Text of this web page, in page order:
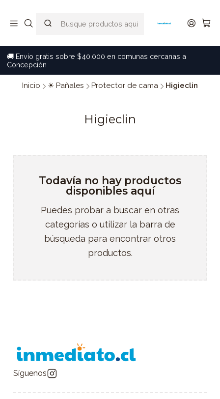
🚚 Envío gratis sobre $40.000 en comunas cercanas a
Concepción
Inicio ☀ Pañales Protector de cama Higieclin
Higieclin
Todavía no hay productos
disponibles aquí
Puedes probar a buscar en otras
categorías o utilizar la barra de
búsqueda para encontrar otros
productos.
Síguenos